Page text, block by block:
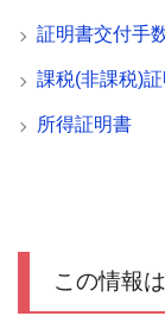
証明書交付手
課税(非課税)
所得証明書
この情報